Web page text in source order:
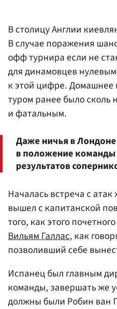
В столицу Англии
В случае поражения
офф турнира если не
для динамовцев
к этой цифре. Домашнее
туром ранее было
и фатальным.
Даже ничья в
в положение команды
результатов
Началась встреча с
вышел с капитанской
того, как этого
Вильям Галлас, как
позволивший себе
Испанец был главным
команды, завершать же
должны были Робин ван